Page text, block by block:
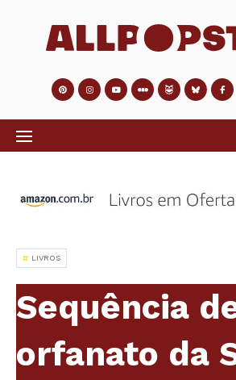
LIVROS
Sequência
orfanato da